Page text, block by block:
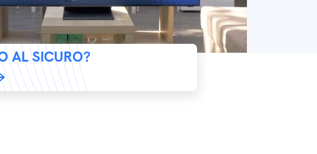
AL SICURO?